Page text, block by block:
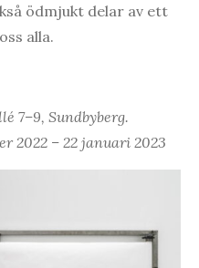
ödmjukt delar av ett
alla.
7–9, Sundbyberg.
2022 – 22 januari 2023